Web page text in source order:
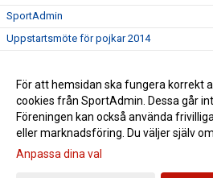
SportAdmin
Uppstartsmöte för pojkar 2014
Ny klädleverantör
Vi minns Johnny Månsson
För att hemsidan ska fungera korrekt
cookies från SportAdmin. Dessa går
Föreningen kan också använda
eller marknadsföring. Du väljer själv
Anpassa dina val